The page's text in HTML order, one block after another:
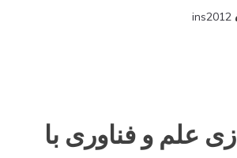
ins2012
علم و فناوری با